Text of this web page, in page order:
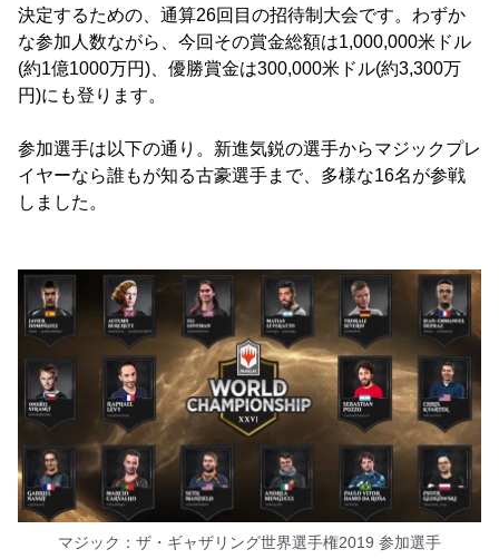
決定するための、通算26回目の招待制大会です。わずか
な参加人数ながら、今回その賞金総額は1,000,000米ドル
(約1億1000万円)、優勝賞金は300,000米ドル(約3,300万
円)にも登ります。
参加選手は以下の通り。新進気鋭の選手からマジックプレ
イヤーなら誰もが知る古豪選手まで、多様な16名が参戦
しました。
マジック：ザ・ギャザリング世界選手権2019 参加選手